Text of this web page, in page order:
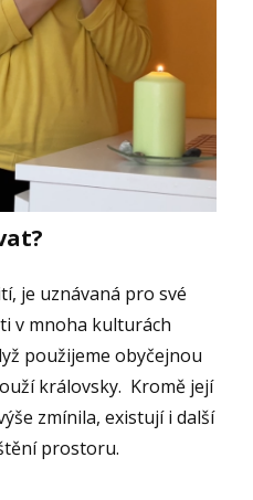
je uznávaná pro své
v mnoha kulturách
použijeme obyčejnou
královsky. Kromě její
zmínila, existují i další
prostoru.